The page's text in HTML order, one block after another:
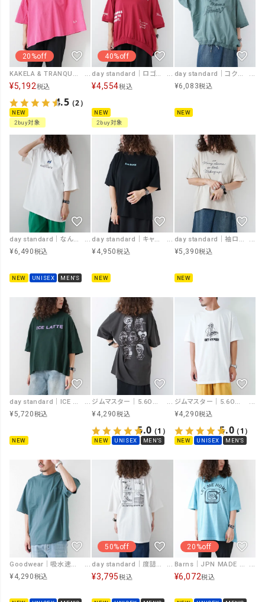
20%off
KAKELA & TRANQUIL｜ワイド切り替えクルー [[12604-488-10]][D]
¥5,192税込
4.5（2）
NEW
2buy対象
40%off
day standard｜ロゴプルオーバー [[J262094-28]][D]
¥4,554税込
NEW
2buy対象
day standard｜コクーンTブラウス [[J262046-28]][D]
¥6,083税込
NEW
day standard｜なんでやねんTee [[662310]][D]
¥6,490税込
NEW UNISEX MEN'S
¥4,950税込
NEW
day standard｜袖ロールスヌーズTee [[862328]][D]
¥5,390税込
NEW
day standard｜ICE LATTE Tee [[862323]][D]
¥5,720税込
NEW
ジムマスター｜5.6OZ In my heart Tee [[G774774]][D]
¥4,290税込
5.0（1）
NEW UNISEX MEN'S
ジムマスター｜5.6OZ GET HYPED Tee [[G751770]][D]
¥4,290税込
5.0（1）
NEW UNISEX MEN'S
Goodwear｜吸水速乾ポケット付き SUPER BIG TEE [[2W7-15227]][D]
¥4,290税込
50%off
day standard｜度詰め天竺オバケ刺繍プリントTEE [[111983]][D]
¥3,795税込
20%off
Barns｜JPN MADE FLY TEE [[BR-26272]][D]
¥6,072税込